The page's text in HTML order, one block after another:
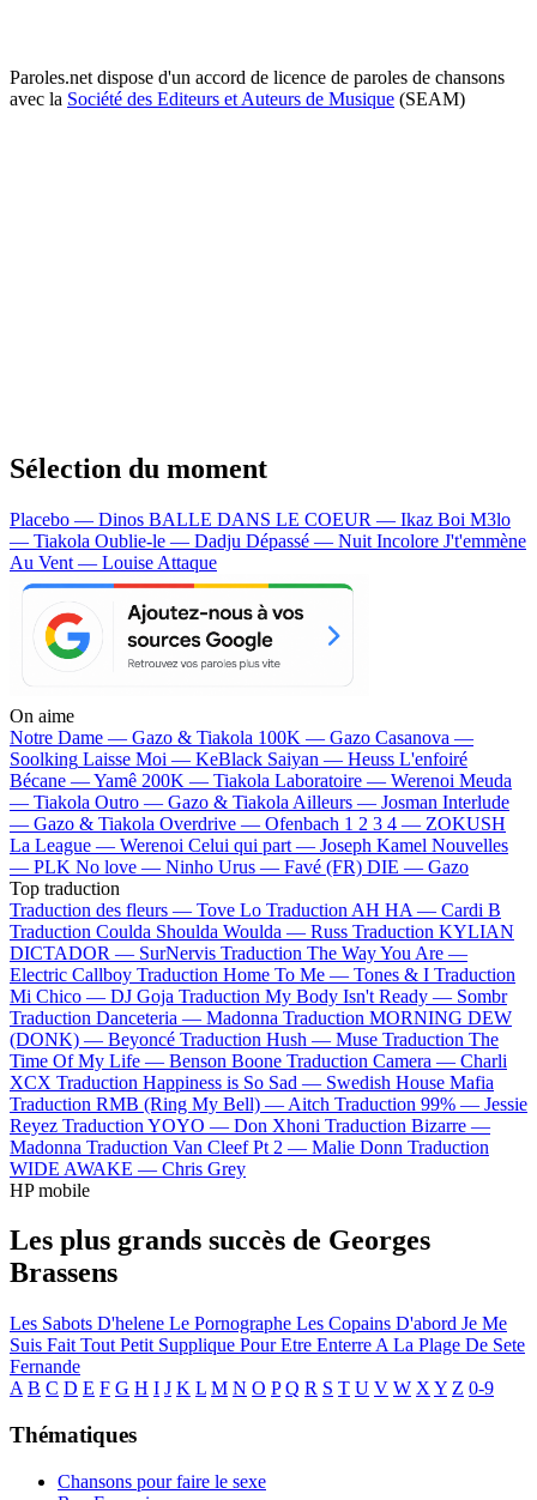
Paroles.net dispose d'un accord de licence de paroles de chansons
avec la Société des Editeurs et Auteurs de Musique (SEAM)
Sélection du moment
Placebo — Dinos BALLE DANS LE COEUR — Ikaz Boi M3lo
— Tiakola Oublie-le — Dadju Dépassé — Nuit Incolore J't'emmène
Au Vent — Louise Attaque
On aime
Notre Dame — Gazo & Tiakola 100K — Gazo Casanova —
Soolking Laisse Moi — KeBlack Saiyan — Heuss L'enfoiré
Bécane —Yamê 200K — Tiakola Laboratoire — Werenoi Meuda
— Tiakola Outro — Gazo & Tiakola Ailleurs — Josman Interlude
— Gazo & Tiakola Overdrive — Ofenbach 1 2 3 4 — ZOKUSH
La League — Werenoi Celui qui part — Joseph Kamel Nouvelles
— PLK No love — Ninho Urus — Favé (FR) DIE — Gazo
Top traduction
Traduction des fleurs — Tove Lo Traduction AH HA — Cardi B
Traduction Coulda Shoulda Woulda — Russ Traduction KYLIAN
DICTADOR — SurNervis Traduction The Way You Are —
Electric Callboy Traduction Home To Me — Tones & I Traduction
Mi Chico — DJ Goja Traduction My Body Isn't Ready — Sombr
Traduction Danceteria — Madonna Traduction MORNING DEW
(DONK) — Beyoncé Traduction Hush — Muse Traduction The
Time Of My Life — Benson Boone Traduction Camera — Charli
XCX Traduction Happiness is So Sad — Swedish House Mafia
Traduction RMB (Ring My Bell) — Aitch Traduction 99% — Jessie
Reyez Traduction YOYO — Don Xhoni Traduction Bizarre —
Madonna Traduction Van Cleef Pt 2 — Malie Donn Traduction
WIDE AWAKE — Chris Grey
HP mobile
Les plus grands succès de Georges
Brassens
Les Sabots D'helene Le Pornographe Les Copains D'abord Je Me
Suis Fait Tout Petit Supplique Pour Etre Enterre A La Plage De Sete
Fernande
A B C D E F G H I J K L M N O P Q R S T U V W X Y Z 0-9
Thématiques
Chansons pour faire le sexe